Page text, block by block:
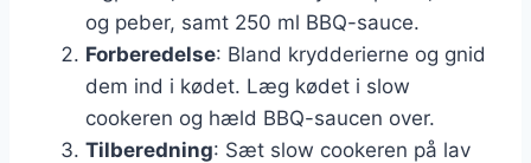
og peber, samt 250 ml BBQ-sauce.
Forberedelse: Bland krydderierne og gnid
dem ind i kødet. Læg kødet i slow
cookeren og hæld BBQ-saucen over.
Tilberedning: Sæt slow cookeren på lav